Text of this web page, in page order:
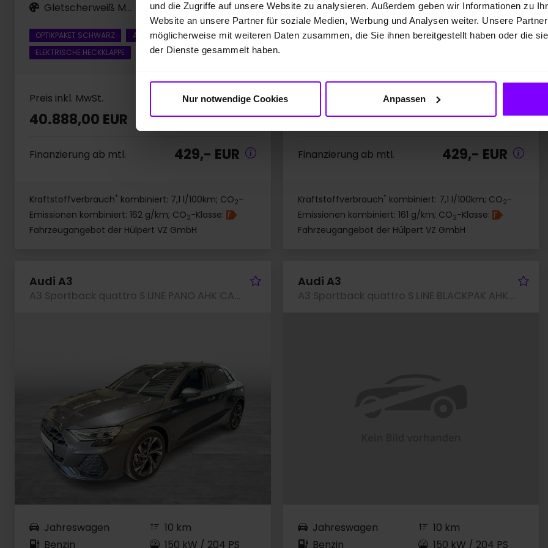
und die Zugriffe auf unsere Website zu analysieren. Außerdem geben wir Informationen zu
Website an unsere Partner für soziale Medien, Werbung und Analysen weiter. Unsere
möglicherweise mit weiteren Daten zusammen, die Sie ihnen bereitgestellt haben oder die
der Dienste gesammelt haben.
Nur notwendige Cookies Anpassen
Gletscherweiß Metallic
OPTIKPAKET SCHWARZ
ABSTANDSTEMPOMAT ACC
ELEKTRISCHE HECKKLAPPE
Preis inkl. MwSt.
40.888,00 EUR
Finanzierung ab mtl. 429,- EUR
Kraftstoffverbrauch* kombiniert: 7,1 l/100km; CO2-
Emissionen kombiniert: 162 g/km; CO2-Klasse: F
Fahrzeugangebot der Hülpert VZ GmbH
Mythosschwarz Metallic
ELEKTRISCHE HECKKLAPPE
AUDI SOUNDSYSTEM
40.477,00 EUR
Finanzierung ab mtl. 429,- EUR
Kraftstoffverbrauch* kombiniert: 7,1 l/100km; CO2-
Emissionen kombiniert: 161 g/km; CO2-Klasse: F
Fahrzeugangebot der Hülpert VZ GmbH
Audi A3
A3 Sportback quattro S LINE PANO AHK CAM LM18
Fahrzeug merken
Jahreswagen
Benzin
10 km
150 kW / 204 PS
Audi A3
A3 Sportback quattro S LINE BLACKPAK AHK CAM NAVI+
Jahreswagen
Benzin
10 km
150 kW / 204 PS